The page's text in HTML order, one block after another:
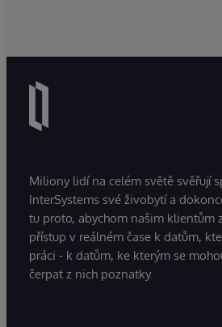
Miliony lidí na celém světě svěřují
InterSystems své živobytí a
tu proto, abychom našim klientům
přístup v reálném čase k datům,
práci - k datům, ke kterým se
čerpat z nich poznatky.